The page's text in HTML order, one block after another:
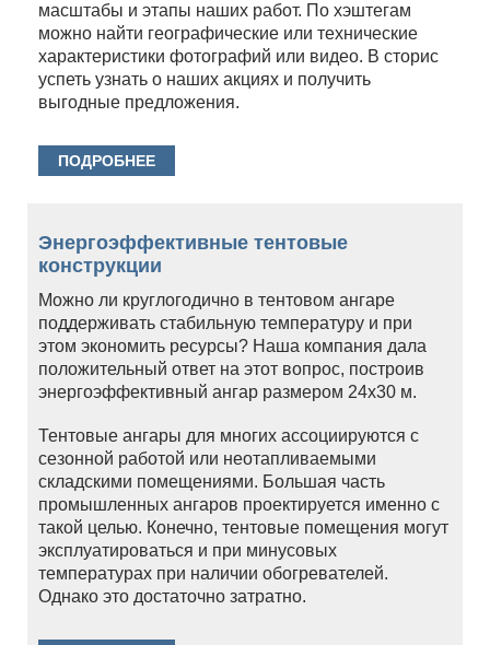
масштабы и этапы наших работ. По хэштегам
можно найти географические или технические
характеристики фотографий или видео. В сторис
успеть узнать о наших акциях и получить
выгодные предложения.
ПОДРОБНЕЕ
Энергоэффективные тентовые
конструкции
Можно ли круглогодично в тентовом ангаре
поддерживать стабильную температуру и при
этом экономить ресурсы? Наша компания дала
положительный ответ на этот вопрос, построив
энергоэффективный ангар размером 24х30 м.
Тентовые ангары для многих ассоциируются с
сезонной работой или неотапливаемыми
складскими помещениями. Большая часть
промышленных ангаров проектируется именно с
такой целью. Конечно, тентовые помещения могут
эксплуатироваться и при минусовых
температурах при наличии обогревателей.
Однако это достаточно затратно.